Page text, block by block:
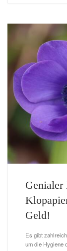
Genialer
Geld!
Es gibt
um die Hygiene